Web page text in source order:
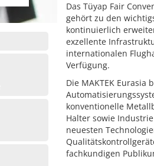
Das Tüyap Fair
gehört zu den
kontinuierlich
exzellente
internationalen
Verfügung.
Die MAKTEK
konventionelle
Halter sowie
neuesten
fachkundigen